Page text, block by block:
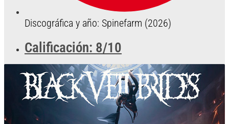
Discográfica y año: Spinefarm (2026)
Calificación: 8/10